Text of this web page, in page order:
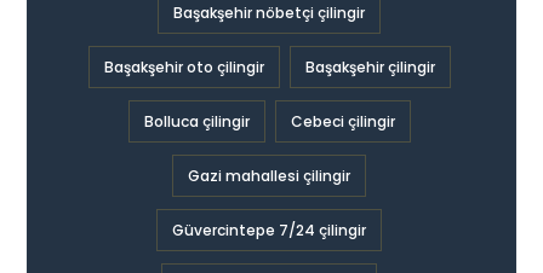
Başakşehir nöbetçi çilingir
Başakşehir oto çilingir Başakşehir çilingir
Bolluca çilingir Cebeci çilingir
Gazi mahallesi çilingir
Güvercintepe 7/24 çilingir